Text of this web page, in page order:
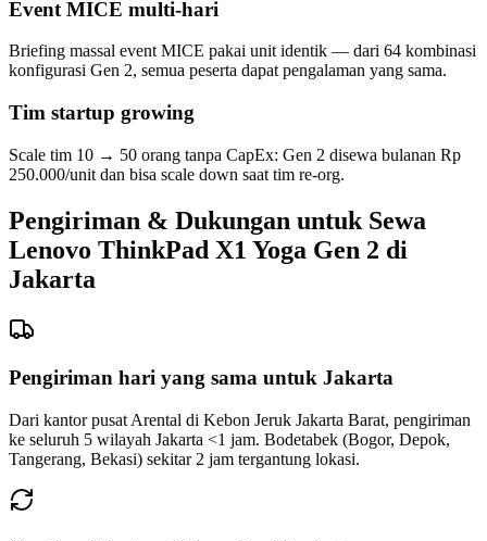
Event MICE multi-hari
Briefing massal event MICE pakai unit identik — dari 64 kombinasi
konfigurasi Gen 2, semua peserta dapat pengalaman yang sama.
Tim startup growing
Scale tim 10 → 50 orang tanpa CapEx: Gen 2 disewa bulanan Rp
250.000/unit dan bisa scale down saat tim re-org.
Pengiriman & Dukungan untuk Sewa
Lenovo ThinkPad X1 Yoga Gen 2 di
Jakarta
Pengiriman hari yang sama untuk Jakarta
Dari kantor pusat Arental di Kebon Jeruk Jakarta Barat, pengiriman
ke seluruh 5 wilayah Jakarta <1 jam. Bodetabek (Bogor, Depok,
Tangerang, Bekasi) sekitar 2 jam tergantung lokasi.